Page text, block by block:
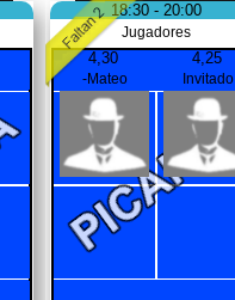
18:30 - 20:00
Jugadores
4,30
-Mateo
4,25
Invitado